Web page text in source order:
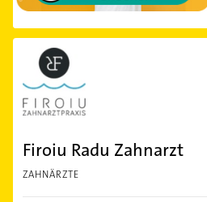
Firoiu Radu Zahnarzt
ZAHNÄRZTE